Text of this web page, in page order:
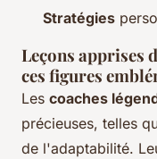
Stratégies
Leçons apprises
ces figures
Les coaches
précieuses, telles
de l'adaptabilité.